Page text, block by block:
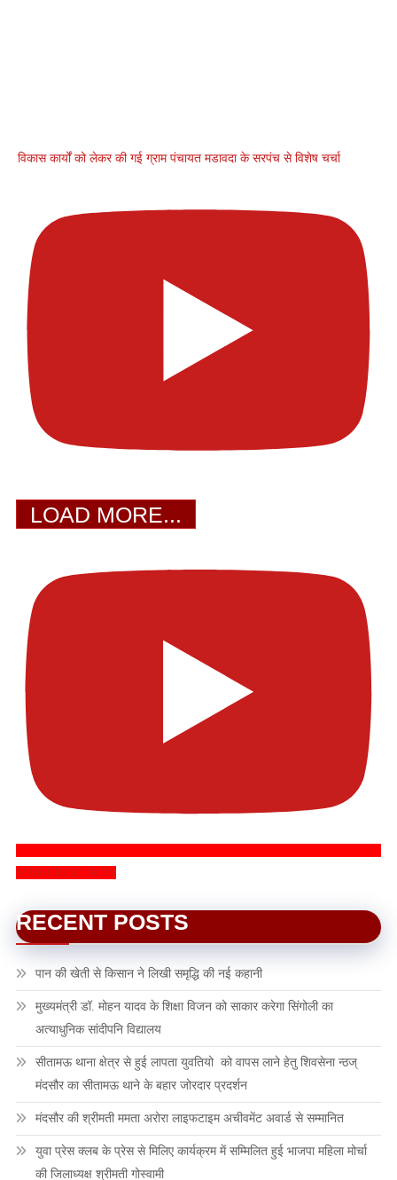
विकास कार्यों को लेकर की गई ग्राम पंचायत मडावदा के सरपंच से विशेष चर्चा
LOAD MORE...
SUBSCRIBE NOW
RECENT POSTS
पान की खेती से किसान ने लिखी समृद्धि की नई कहानी
मुख्यमंत्री डॉ. मोहन यादव के शिक्षा विजन को साकार करेगा सिंगोली का
अत्याधुनिक सांदीपनि विद्यालय
सीतामऊ थाना क्षेत्र से हुई लापता युवतियो को वापस लाने हेतु शिवसेना न्ठज्
मंदसौर का सीतामऊ थाने के बहार जोरदार प्रदर्शन
मंदसौर की श्रीमती ममता अरोरा लाइफटाइम अचीवमेंट अवार्ड से सम्मानित
युवा प्रेस क्लब के प्रेस से मिलिए कार्यक्रम में सम्मिलित हुई भाजपा महिला मोर्चा
की जिलाध्यक्ष श्रीमती गोस्वामी